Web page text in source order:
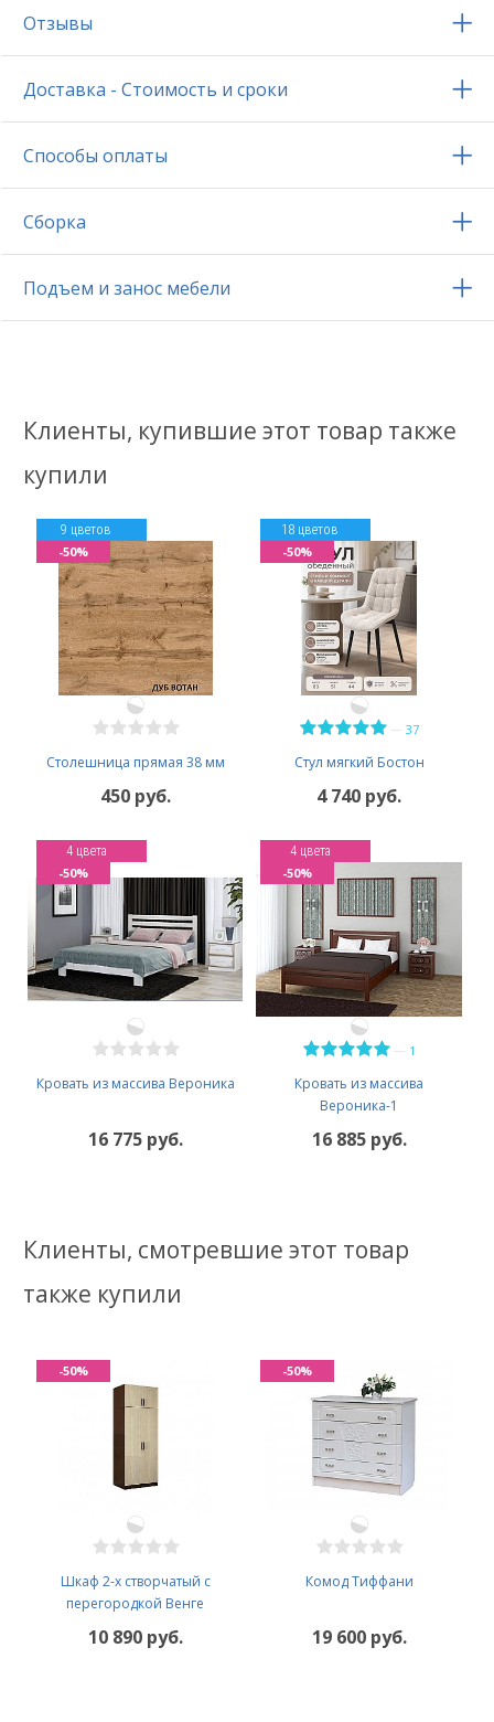
Отзывы
Доставка - Стоимость и сроки
Способы оплаты
Сборка
Подъем и занос мебели
Клиенты, купившие этот товар также
купили
Столешница прямая 38 мм
9 цветов
450 руб.
-50%
37
Стул мягкий Бостон
18 цветов
4 740 руб.
-50%
Кровать из массива Вероника
4 цвета
16 775 руб.
-50%
1
Кровать из массива
Вероника-1
4 цвета
16 885 руб.
-50%
Клиенты, смотревшие этот товар
также купили
Шкаф 2-х створчатый с
перегородкой Венге
10 890 руб.
-50%
Комод Тиффани
19 600 руб.
-50%